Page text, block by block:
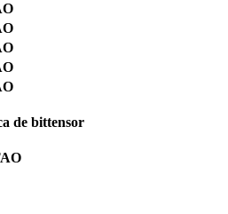
de bittensor